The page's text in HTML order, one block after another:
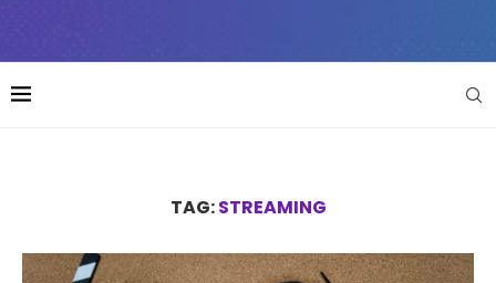
TAG:STREAMING